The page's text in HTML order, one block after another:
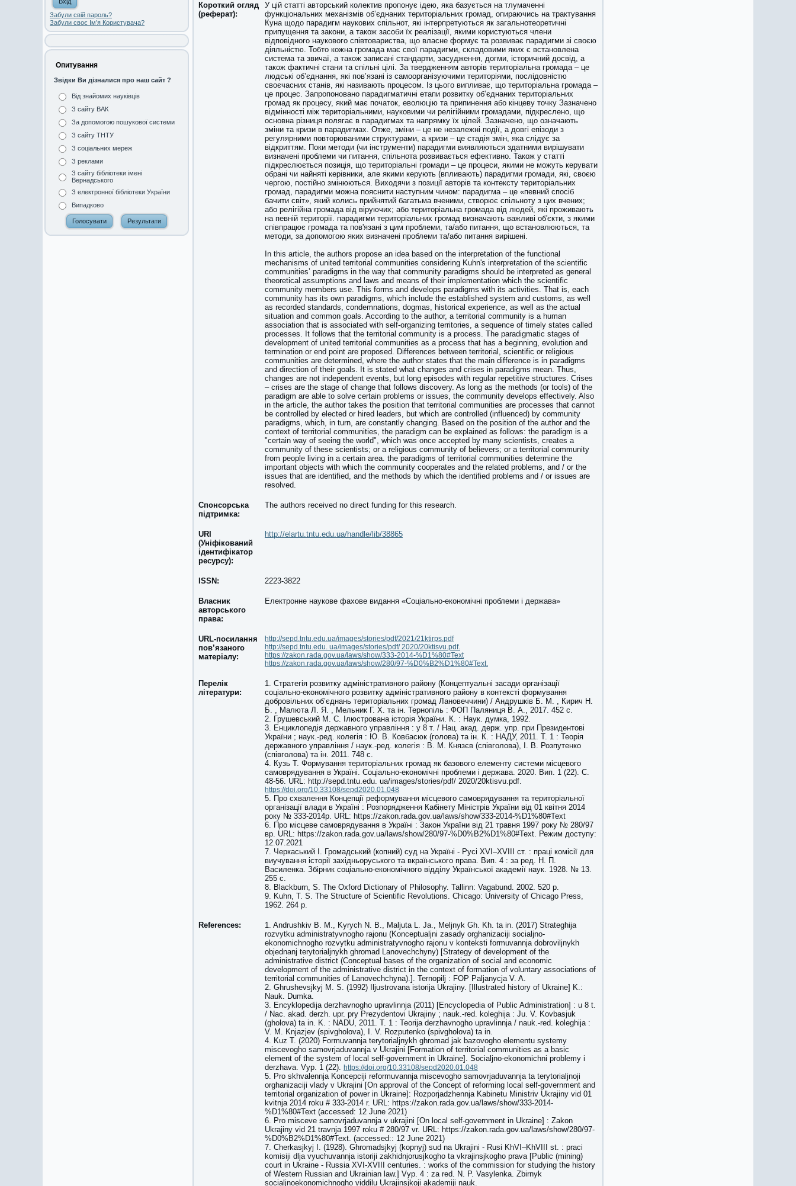
Забули свій пароль?
Забули своє Ім’я Користувача?
Опитування
Звідки Ви дізналися про наш сайт ?
Від знайомих науківців
З сайту ВАК
За допомогою пошукової системи
З сайту ТНТУ
З соціальних мереж
З реклами
З сайту бібліотеки імені
Вернадського
З електронної бібліотеки України
Випадково
Короткий огляд
(реферат):
У цій статті авторський колектив пропонує ідею, яка базується на тлумаченні
функціональних механізмів об’єднаних територіальних громад, опираючись на трактування
Куна щодо парадигм наукових спільнот, які інтерпретуються як загальнотеоретичні
припущення та закони, а також засоби їх реалізації, якими користуються члени
відповідного наукового співтовариства, що власне формує та розвиває парадигми зі своєю
діяльністю. Тобто кожна громада має свої парадигми, складовими яких є встановлена
система та звичаї, а також записані стандарти, засудження, догми, історичний досвід, а
також фактичні стани та спільні цілі. За твердженням авторів територіальна громада – це
людські об’єднання, які пов’язані із самоорганізуючими територіями, послідовністю
своєчасних станів, які називають процесом. Із цього випливає, що територіальна громада –
це процес. Запропоновано парадигматичні етапи розвитку об’єднаних територіальних
громад як процесу, який має початок, еволюцію та припинення або кінцеву точку Зазначено
відмінності між територіальними, науковими чи релігійними громадами, підкреслено, що
основна різниця полягає в парадигмах та напрямку їх цілей. Зазначено, що означають
зміни та кризи в парадигмах. Отже, зміни – це не незалежні події, а довгі епізоди з
регулярними повторюваними структурами, а кризи – це стадія змін, яка слідує за
відкриттям. Поки методи (чи інструменти) парадигми виявляються здатними вирішувати
визначені проблеми чи питання, спільнота розвивається ефективно. Також у статті
підкреслюється позиція, що територіальні громади – це процеси, якими не можуть керувати
обрані чи найняті керівники, але якими керують (впливають) парадигми громади, які, своєю
чергою, постійно змінюються. Виходячи з позиції авторів та контексту територіальних
громад, парадигми можна пояснити наступним чином: парадигма – це «певний спосіб
бачити світ», який колись прийнятий багатьма вченими, створює спільноту з цих вчених;
або релігійна громада від віруючих; або територіальна громада від людей, які проживають
на певній території. парадигми територіальних громад визначають важливі об'єкти, з якими
співпрацює громада та пов'язані з цим проблеми, та/або питання, що встановлюються, та
методи, за допомогою яких визначені проблеми та/або питання вирішені.
In this article, the authors propose an idea based on the interpretation of the functional
mechanisms of united territorial communities considering Kuhn's interpretation of the scientific
communities’ paradigms in the way that community paradigms should be interpreted as general
theoretical assumptions and laws and means of their implementation which the scientific
community members use. This forms and develops paradigms with its activities. That is, each
community has its own paradigms, which include the established system and customs, as well
as recorded standards, condemnations, dogmas, historical experience, as well as the actual
situation and common goals. According to the author, a territorial community is a human
association that is associated with self-organizing territories, a sequence of timely states called
processes. It follows that the territorial community is a process. The paradigmatic stages of
development of united territorial communities as a process that has a beginning, evolution and
termination or end point are proposed. Differences between territorial, scientific or religious
communities are determined, where the author states that the main difference is in paradigms
and direction of their goals. It is stated what changes and crises in paradigms mean. Thus,
changes are not independent events, but long episodes with regular repetitive structures. Crises
– crises are the stage of change that follows discovery. As long as the methods (or tools) of the
paradigm are able to solve certain problems or issues, the community develops effectively. Also
in the article, the author takes the position that territorial communities are processes that cannot
be controlled by elected or hired leaders, but which are controlled (influenced) by community
paradigms, which, in turn, are constantly changing. Based on the position of the author and the
context of territorial communities, the paradigm can be explained as follows: the paradigm is a
"certain way of seeing the world", which was once accepted by many scientists, creates a
community of these scientists; or a religious community of believers; or a territorial community
from people living in a certain area. the paradigms of territorial communities determine the
important objects with which the community cooperates and the related problems, and / or the
issues that are identified, and the methods by which the identified problems and / or issues are
resolved.
Спонсорська
підтримка:
The authors received no direct funding for this research.
URI
(Уніфікований
ідентифікатор
ресурсу):
http://elartu.tntu.edu.ua/handle/lib/38865
ISSN: 2223-3822
Власник
авторського
права:
Електронне наукове фахове видання «Соціально-економічні проблеми і держава»
URL-посилання
пов’язаного
матеріалу:
http://sepd.tntu.edu.ua/images/stories/pdf/2021/21ktirps.pdf
http://sepd.tntu.edu. ua/images/stories/pdf/ 2020/20ktisvu.pdf.
https://zakon.rada.gov.ua/laws/show/333-2014-%D1%80#Text
https://zakon.rada.gov.ua/laws/show/280/97-%D0%B2%D1%80#Text.
Перелік
літератури:
1. Стратегія розвитку адміністративного району (Концептуальні засади організації
соціально-економічного розвитку адміністративного району в контексті формування
добровільних об’єднань територіальних громад Лановеччини) / Андрушків Б. М. , Кирич Н.
Б. , Малюта Л. Я. , Мельник Г. Х. та ін. Тернопіль : ФОП Паляниця В. А., 2017. 452 с.
2. Грушевський М. С. Ілюстрована історія України. К. : Наук. думка, 1992.
3. Енциклопедія державного управління : у 8 т. / Нац. акад. держ. упр. при Президентові
України ; наук.-ред. колегія : Ю. В. Ковбасюк (голова) та ін. К. : НАДУ, 2011. Т. 1 : Теорія
державного управління / наук.-ред. колегія : В. М. Князєв (співголова), І. В. Розпутенко
(співголова) та ін. 2011. 748 с.
4. Кузь Т. Формування територіальних громад як базового елементу системи місцевого
самоврядування в Україні. Соціально-економічні проблеми і держава. 2020. Вип. 1 (22). С.
48-56. URL: http://sepd.tntu.edu. ua/images/stories/pdf/ 2020/20ktisvu.pdf.
https://doi.org/10.33108/sepd2020.01.048
5. Про схвалення Концепції реформування місцевого самоврядування та територіальної
організації влади в Україні : Розпорядження Кабінету Міністрів України від 01 квітня 2014
року № 333-2014р. URL: https://zakon.rada.gov.ua/laws/show/333-2014-%D1%80#Text
6. Про місцеве самоврядування в Україні : Закон України від 21 травня 1997 року № 280/97
вр. URL: https://zakon.rada.gov.ua/laws/show/280/97-%D0%B2%D1%80#Text. Режим доступу:
12.07.2021
7. Черкаський І. Громадський (копний) суд на Україні - Русі ХVІ–ХVІІІ ст. : праці комісії для
виучування історії західньоруського та вкраїнського права. Вип. 4 : за ред. Н. П.
Василенка. Збірник соціально-економічного відділу Української академії наук. 1928. № 13.
255 с.
8. Blackburn, S. The Oxford Dictionary of Philosophy. Tallinn: Vagabund. 2002. 520 p.
9. Kuhn, T. S. The Structure of Scientific Revolutions. Chicago: University of Chicago Press,
1962. 264 p.
References:
1. Andrushkiv B. M., Kyrych N. B., Maljuta L. Ja., Meljnyk Gh. Kh. ta in. (2017) Strateghija
rozvytku administratyvnogho rajonu (Konceptualjni zasady orghanizaciji socialjno-
ekonomichnogho rozvytku administratyvnogho rajonu v konteksti formuvannja dobroviljnykh
objednanj terytorialjnykh ghromad Lanovechchyny) [Strategy of development of the
administrative district (Conceptual bases of the organization of social and economic
development of the administrative district in the context of formation of voluntary associations of
territorial communities of Lanovechchyna).]. Ternopilj : FOP Paljanycja V. A.
2. Ghrushevsjkyj M. S. (1992) Iljustrovana istorija Ukrajiny. [Illustrated history of Ukraine] K.:
Nauk. Dumka.
3. Encyklopedija derzhavnogho upravlinnja (2011) [Encyclopedia of Public Administration] : u 8 t.
/ Nac. akad. derzh. upr. pry Prezydentovi Ukrajiny ; nauk.-red. koleghija : Ju. V. Kovbasjuk
(gholova) ta in. K. : NADU, 2011. T. 1 : Teorija derzhavnogho upravlinnja / nauk.-red. koleghija :
V. M. Knjazjev (spivgholova), I. V. Rozputenko (spivgholova) ta in.
4. Kuz T. (2020) Formuvannja terytorialjnykh ghromad jak bazovogho elementu systemy
miscevogho samovrjaduvannja v Ukrajini [Formation of territorial communities as a basic
element of the system of local self-government in Ukraine]. Socialjno-ekonomichni problemy i
derzhava. Vyp. 1 (22). https://doi.org/10.33108/sepd2020.01.048
5. Pro skhvalennja Koncepciji reformuvannja miscevogho samovrjaduvannja ta terytorialjnoji
orghanizaciji vlady v Ukrajini [On approval of the Concept of reforming local self-government and
territorial organization of power in Ukraine]: Rozporjadzhennja Kabinetu Ministriv Ukrajiny vid 01
kvitnja 2014 roku # 333-2014 r. URL: https://zakon.rada.gov.ua/laws/show/333-2014-
%D1%80#Text (accessed: 12 June 2021)
6. Pro misceve samovrjaduvannja v ukrajini [On local self-government in Ukraine] : Zakon
Ukrajiny vid 21 travnja 1997 roku # 280/97 vr. URL: https://zakon.rada.gov.ua/laws/show/280/97-
%D0%B2%D1%80#Text. (accessed:: 12 June 2021)
7. Cherkasjkyj I. (1928). Ghromadsjkyj (kopnyj) sud na Ukrajini - Rusi KhVI–KhVIII st. : praci
komisiji dlja vyuchuvannja istoriji zakhidnjorusjkogho ta vkrajinsjkogho prava [Public (mining)
court in Ukraine - Russia XVI-XVIII centuries. : works of the commission for studying the history
of Western Russian and Ukrainian law.] Vyp. 4 : za red. N. P. Vasylenka. Zbirnyk
socialjnoekonomichnogho viddilu Ukrajinsjkoji akademiji nauk.